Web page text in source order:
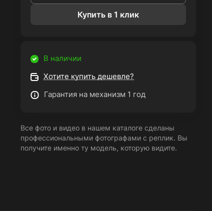
Купить в 1 клик
В наличии
Хотите купить дешевле?
Гарантия на механизм 1 год
Все фото и видео в нашем каталоге сделаны
профессиональными фотографами с реплик. Вы
получите именно ту модель, которую видите.